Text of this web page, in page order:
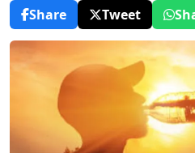
Share
Tweet